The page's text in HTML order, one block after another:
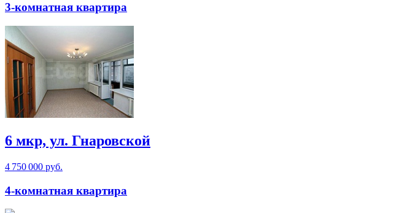
3-комнатная квартира
6 мкр, ул. Гнаровской
4 750 000 руб.
4-комнатная квартира